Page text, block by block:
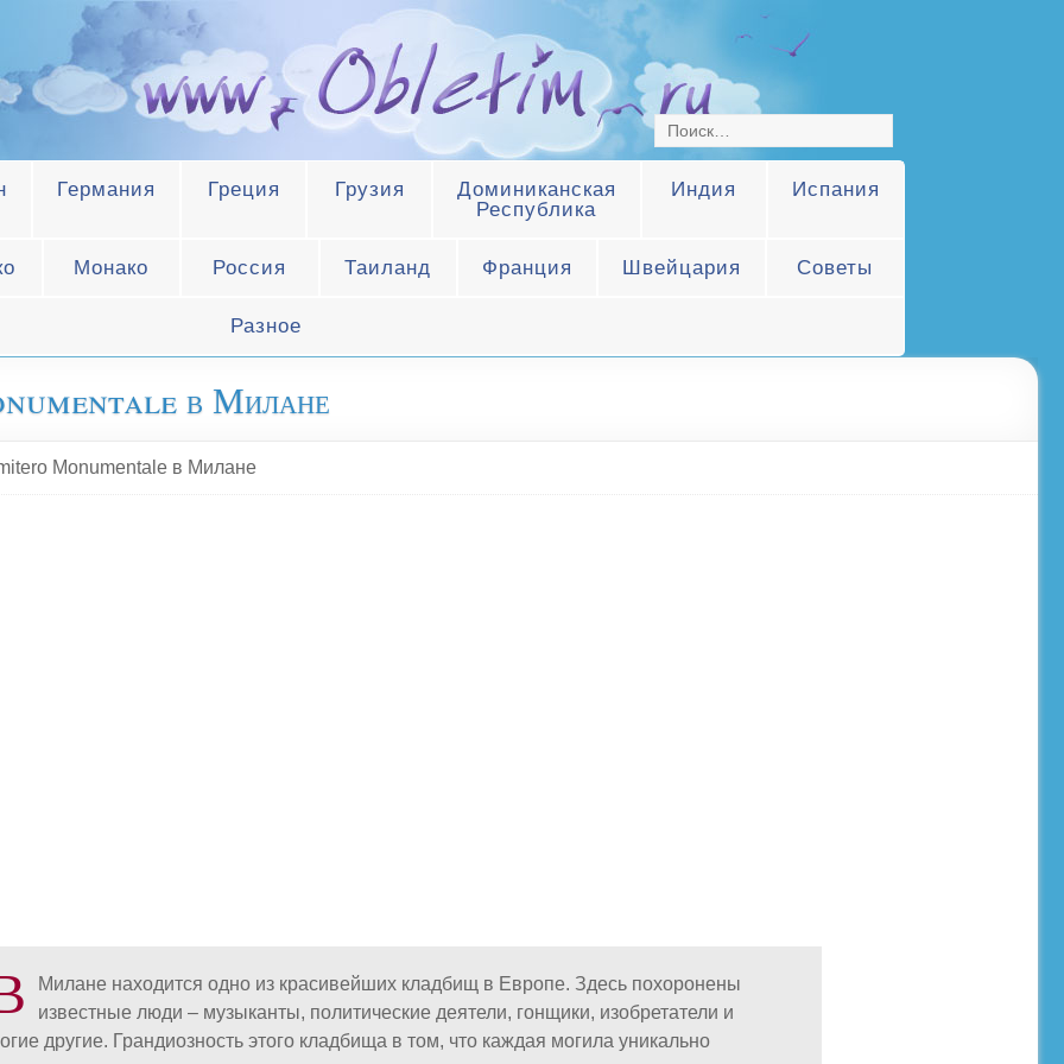
Германия Греция Грузия
Доминиканская
Республика
Индия Испания
Монако Россия Таиланд Франция Швейцария Советы
Разное
в Милане
Monumentale в Милане
Милане находится одно из красивейших кладбищ в Европе. Здесь похоронены
известные люди – музыканты, политические деятели, гонщики, изобретатели и
другие. Грандиозность этого кладбища в том, что каждая могила уникально